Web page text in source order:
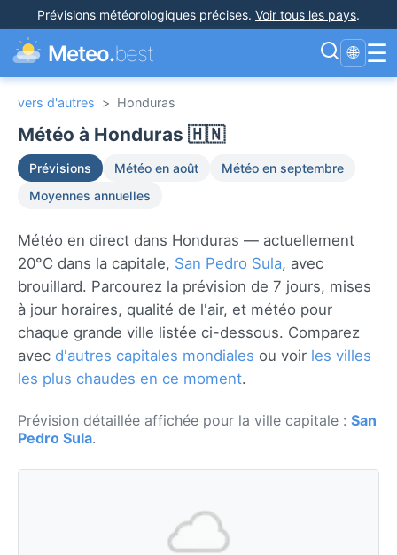
Prévisions météorologiques précises. Voir tous les pays.
Meteo.best 🌐 ☰
vers d'autres > Honduras
Météo à Honduras 🇭🇳
Prévisions Météo en août
Météo en septembre
Moyennes annuelles
Météo en direct dans Honduras — actuellement
20°C dans la capitale, San Pedro Sula, avec
brouillard. Parcourez la prévision de 7 jours, mises
à jour horaires, qualité de l'air, et météo pour
chaque grande ville listée ci-dessous. Comparez
avec d'autres capitales mondiales ou voir les villes
les plus chaudes en ce moment.
Prévision détaillée affichée pour la ville capitale : San
Pedro Sula.